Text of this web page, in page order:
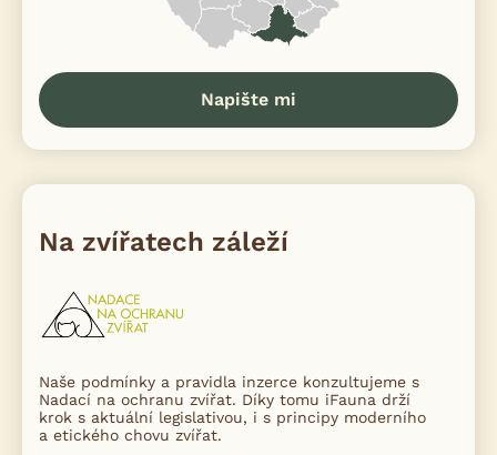
Napište mi
Na zvířatech záleží
Naše podmínky a pravidla inzerce konzultujeme s
Nadací na ochranu zvířat. Díky tomu iFauna drží
krok s aktuální legislativou, i s principy moderního
a etického chovu zvířat.